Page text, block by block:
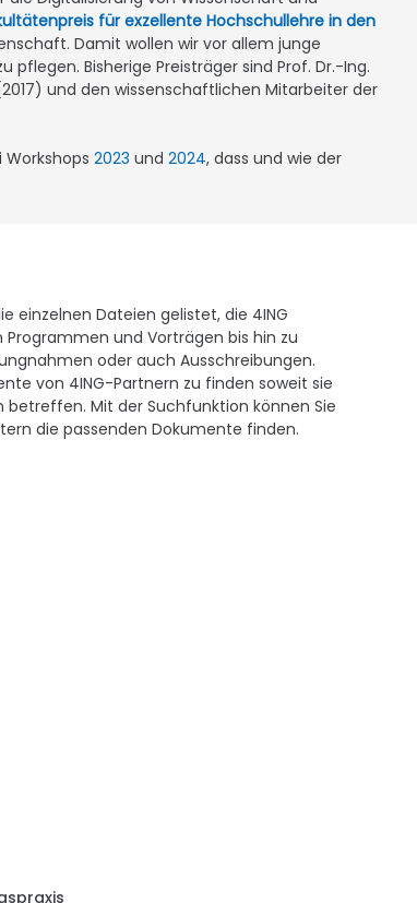
für exzellente Hochschullehre in den
Damit wollen wir vor allem junge
Bisherige Preisträger sind Prof. Dr.-Ing.
und den wissenschaftlichen Mitarbeiter der
2023 und 2024, dass und wie der
einzelnen Dateien gelistet, die 4ING
und Vorträgen bis hin zu
oder auch Ausschreibungen.
von 4ING-Partnern zu finden soweit sie
Mit der Suchfunktion können Sie
die passenden Dokumente finden.